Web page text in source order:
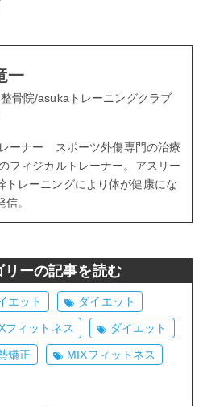
一
骨院/asukaトレーニングクラブ
ーナー スポーツ外傷専門の治療
フィジカルトレーナー。アスリー
トレーニングにより体が健康にな
。
リーの記事を読む
エット ダイエット
フィットネス ダイエット
矯正 MIXフィットネス